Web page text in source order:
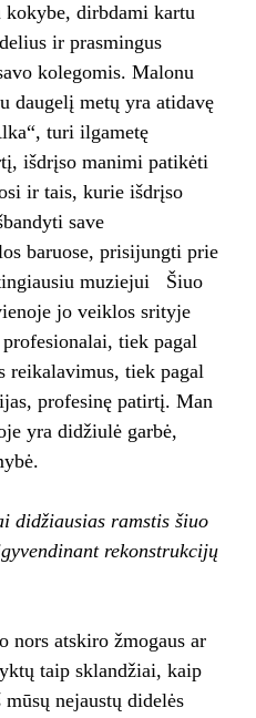
dirbdami kartu
ir prasmingus
kolegomis. Malonu
daugelį metų yra atidavę
turi ilgametę
išdrįso manimi patikėti
ir tais, kurie išdrįso
save
baruose, prisijungti prie
muziejui Šiuo
jo veiklos srityje
tiek pagal
reikalavimus, tiek pagal
profesinę patirtį. Man
yra didžiulė garbė,
didžiausias ramstis šiuo
rekonstrukcijų
nors atskiro žmogaus ar
taip sklandžiai, kaip
nejaustų didelės